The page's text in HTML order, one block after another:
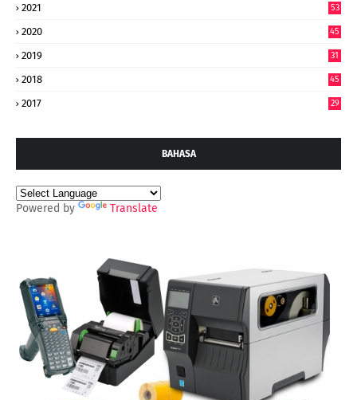
2021 53
2020 45
2019 31
2018 45
2017 29
BAHASA
Powered by Translate